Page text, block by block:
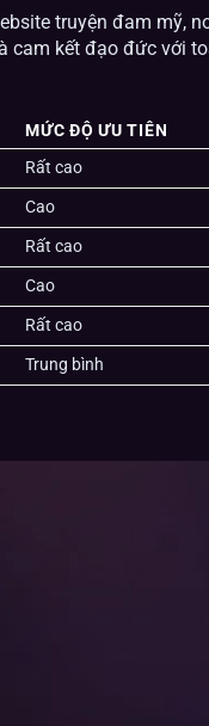
truyện đam mỹ,
cam kết đạo đức với
MỨC ĐỘ ƯU TIÊN
Rất cao
Cao
Rất cao
Cao
Rất cao
Trung bình